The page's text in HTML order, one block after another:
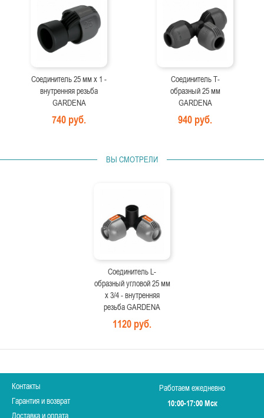
Соединитель 25 мм x 1 -
внутренняя резьба
GARDENA
740 руб.
Соединитель Т-
образный 25 мм
GARDENA
940 руб.
ВЫ СМОТРЕЛИ
Cоединитель L-
образный угловой 25 мм
х 3/4 - внутренняя
резьба GARDENA
1120 руб.
Контакты
Гарантия и возврат
Доставка и оплата
Работаем ежедневно
10:00-17:00 Мск